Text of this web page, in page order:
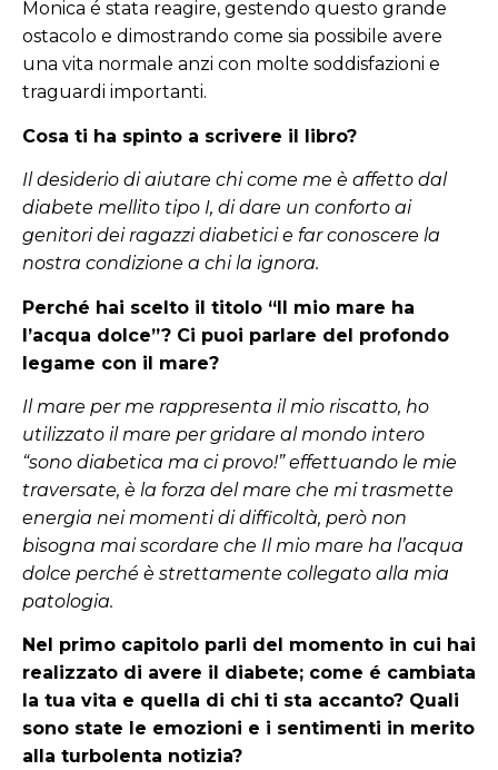
Monica é stata reagire, gestendo questo grande
ostacolo e dimostrando come sia possibile avere
una vita normale anzi con molte soddisfazioni e
traguardi importanti.
Cosa ti ha spinto a scrivere il libro?
Il desiderio di aiutare chi come me è affetto dal
diabete mellito tipo I, di dare un conforto ai
genitori dei ragazzi diabetici e far conoscere la
nostra condizione a chi la ignora.
Perché hai scelto il titolo “Il mio mare ha
l’acqua dolce”? Ci puoi parlare del profondo
legame con il mare?
Il mare per me rappresenta il mio riscatto, ho
utilizzato il mare per gridare al mondo intero
“sono diabetica ma ci provo!” effettuando le mie
traversate, è la forza del mare che mi trasmette
energia nei momenti di difficoltà, però non
bisogna mai scordare che Il mio mare ha l’acqua
dolce perché è strettamente collegato alla mia
patologia.
Nel primo capitolo parli del momento in cui hai
realizzato di avere il diabete; come é cambiata
la tua vita e quella di chi ti sta accanto? Quali
sono state le emozioni e i sentimenti in merito
alla turbolenta notizia?